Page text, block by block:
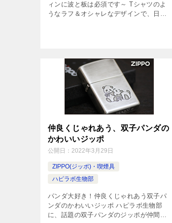
ィンに波と板は必須です～ Tシャツのよ
うなラフ＆オシャレなデザインで、日常
仲良くじゃれあう、双子パンダの
かわいいジッポ
公開日： 2022年3月29日
ZIPPO(ジッポ)・喫煙具
ハピラボ生物部
パンダ大好き！仲良くじゃれあう双子パ
ンダのかわいいジッポ ハピラボ生物部
に、話題の双子パンダのジッポが仲間入